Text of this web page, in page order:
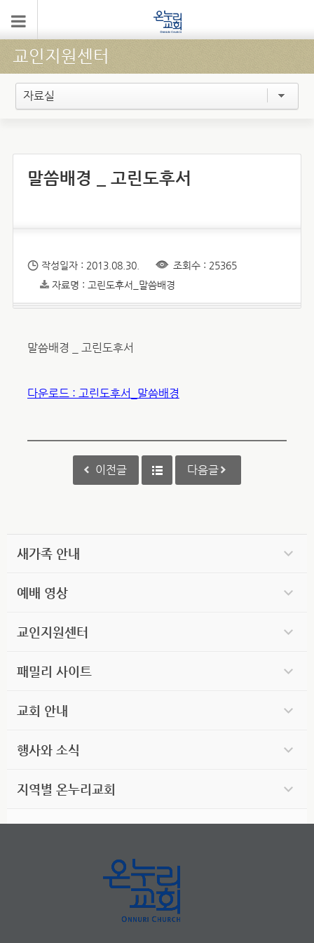
교인지원센터
자료실
말씀배경 _ 고린도후서
작성일자 : 2013.08.30.
조회수 : 25365
자료명 : 고린도후서_말씀배경
말씀배경 _ 고린도후서
다운로드 : 고린도후서_말씀배경
이전글 다음글
새가족 안내
예배 영상
교인지원센터
패밀리 사이트
교회 안내
행사와 소식
지역별 온누리교회